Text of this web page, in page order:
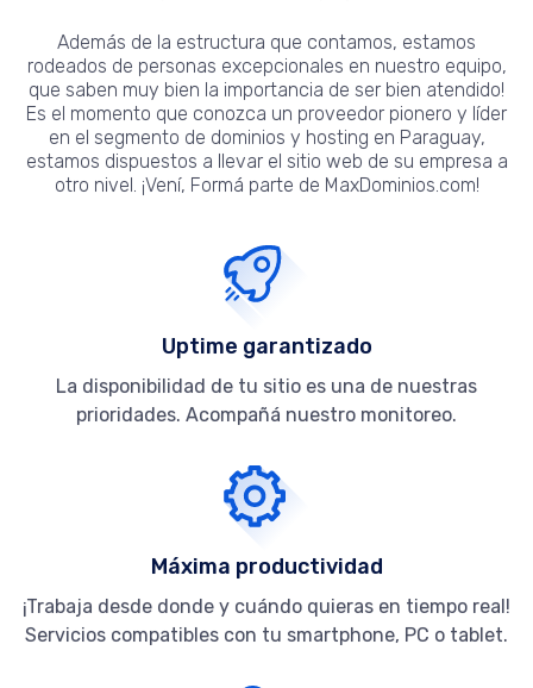
Además de la estructura que contamos, estamos
rodeados de personas excepcionales en nuestro equipo,
que saben muy bien la importancia de ser bien atendido!
Es el momento que conozca un proveedor pionero y líder
en el segmento de dominios y hosting en Paraguay,
estamos dispuestos a llevar el sitio web de su empresa a
otro nivel. ¡Vení, Formá parte de MaxDominios.com!
Uptime garantizado
La disponibilidad de tu sitio es una de nuestras
prioridades. Acompañá nuestro monitoreo.
Máxima productividad
¡Trabaja desde donde y cuándo quieras en tiempo real!
Servicios compatibles con tu smartphone, PC o tablet.